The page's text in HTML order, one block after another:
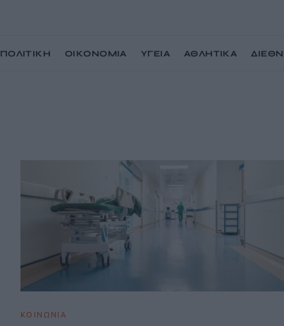
ΠΟΛΙΤΙΚΗ ΟΙΚΟΝΟΜΙΑ ΥΓΕΙΑ ΑΘΛΗΤΙΚΑ
ΚΟΙΝΩΝΙΑ